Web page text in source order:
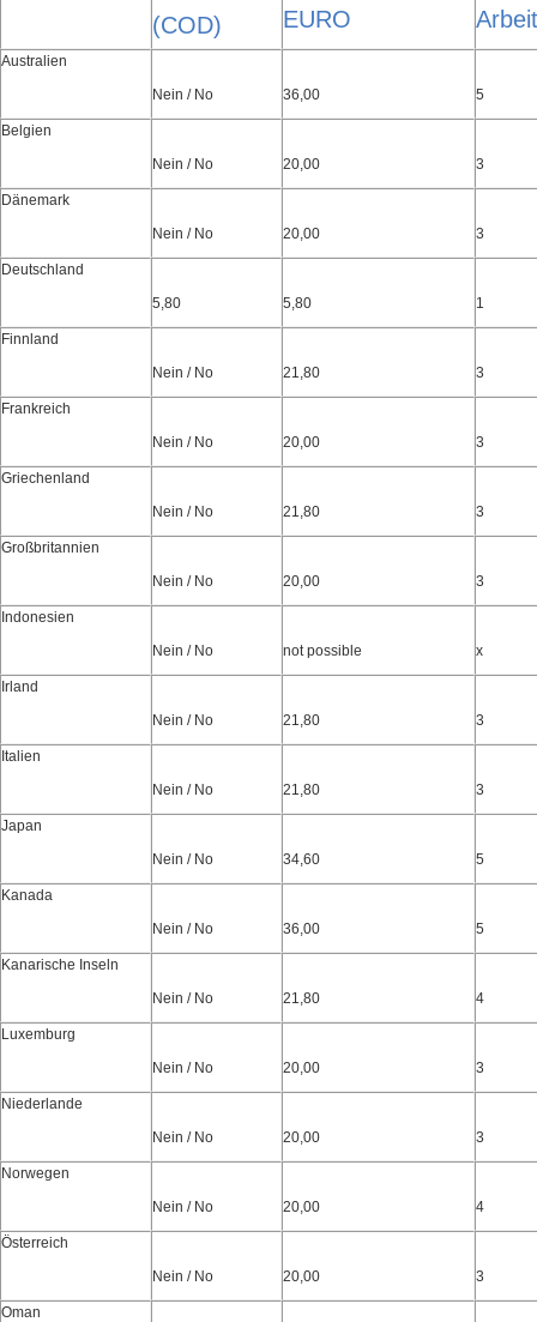
(COD) EURO
Australien
Nein / No
36,00 5
Belgien
Nein / No
20,00 3
Dänemark
Nein / No
20,00 3
Deutschland
5,80
5,80 1
Finnland
Nein / No
21,80 3
Frankreich
Nein / No
20,00 3
Griechenland
Nein / No
21,80 3
Großbritannien
Nein / No
20,00 3
Indonesien
Nein / No
not possible x
Irland
Nein / No
21,80 3
Italien
Nein / No
21,80 3
Japan
Nein / No
34,60 5
Kanada
Nein / No
36,00 5
Kanarische Inseln
Nein / No
21,80 4
Luxemburg
Nein / No
20,00 3
Niederlande
Nein / No
20,00 3
Norwegen
Nein / No
20,00 4
Österreich
Nein / No
20,00 3
Oman